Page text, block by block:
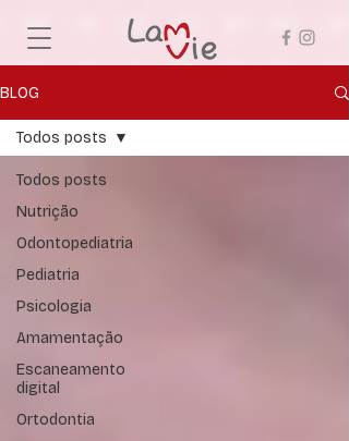
BLOG
Todos posts
Nutrição
Odontopediatria
Pediatria
Psicologia
Amamentação
Escaneamento
digital
Ortodontia
Todos posts